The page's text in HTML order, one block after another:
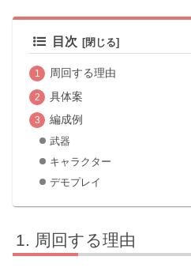
目次
周回する理由
具体案
編成例
武器
キャラクター
デモプレイ
周回する理由